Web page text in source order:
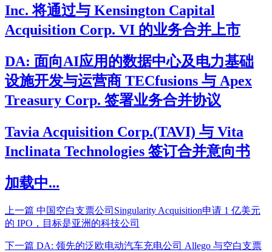
Inc. 将通过与 Kensington Capital
Acquisition Corp. VI 的业务合并上市
DA: 面向AI应用的数据中心及电力基础
设施开发与运营商 TECfusions 与 Apex
Treasury Corp. 签署业务合并协议
Tavia Acquisition Corp.(TAVI) 与 Vita
Inclinata Technologies 签订合并意向书
加载中...
上一篇 中国空白支票公司Singularity Acquisition申请 1 亿美元
的 IPO，目标是亚洲的科技公司
下一篇 DA: 领先的泛欧电动汽车充电公司 Allego 与空白支票